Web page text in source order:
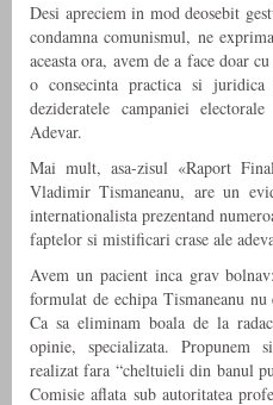
Desi apreciem in mod deosebit
condamna comunismul, ne
aceasta ora, avem de a face doar
o consecinta practica si
dezideratele campaniei
Adevar.
Mai mult, asa-zisul «Raport
Vladimir Tismaneanu, are un
internationalista prezentand
faptelor si mistificari crase ale
Avem un pacient inca grav
formulat de echipa Tismaneanu nu
Ca sa eliminam boala de la
opinie, specializata. Propunem
realizat fara “cheltuieli din banul
Comisie aflata sub autoritatea